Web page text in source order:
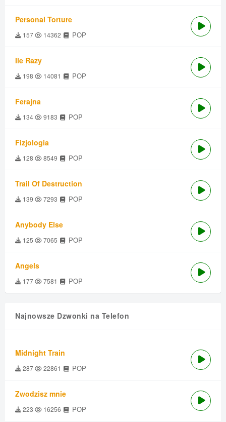
Personal Torture
157 14362 POP
Ile Razy
198 14081 POP
Ferajna
134 9183 POP
Fizjologia
128 8549 POP
Trail Of Destruction
139 7293 POP
Anybody Else
125 7065 POP
Angels
177 7581 POP
Najnowsze Dzwonki na Telefon
Midnight Train
287 22861 POP
Zwodzisz mnie
223 16256 POP